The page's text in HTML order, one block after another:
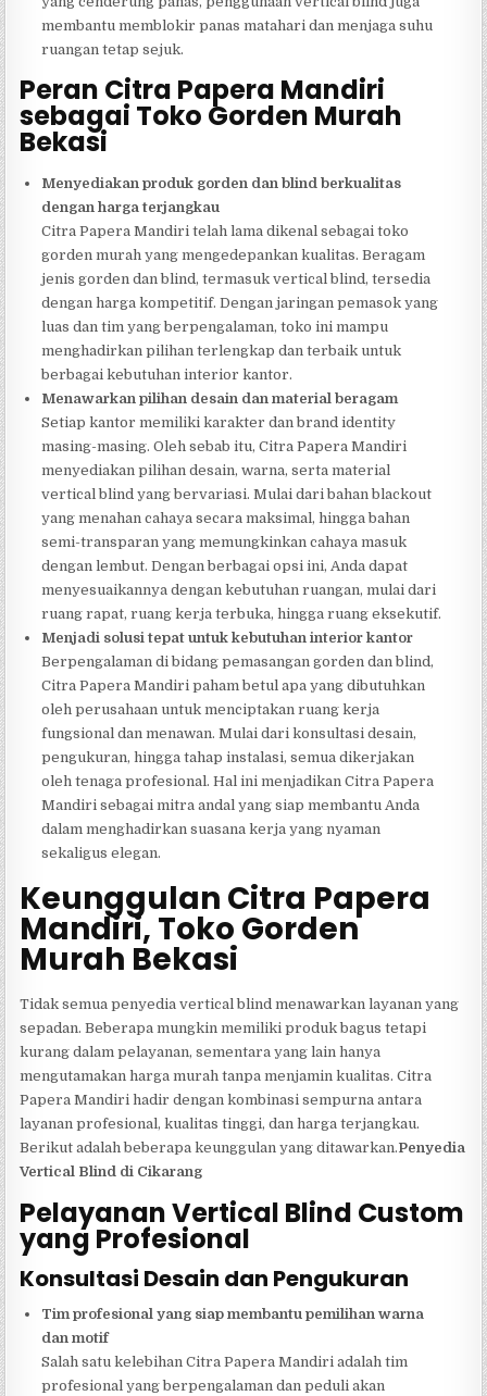
membantu memblokir panas matahari dan menjaga suhu
ruangan tetap sejuk.
Peran Citra Papera Mandiri
sebagai Toko Gorden Murah
Bekasi
Menyediakan produk gorden dan blind berkualitas
dengan harga terjangkau
Citra Papera Mandiri telah lama dikenal sebagai toko
gorden murah yang mengedepankan kualitas. Beragam
jenis gorden dan blind, termasuk vertical blind, tersedia
dengan harga kompetitif. Dengan jaringan pemasok yang
luas dan tim yang berpengalaman, toko ini mampu
menghadirkan pilihan terlengkap dan terbaik untuk
berbagai kebutuhan interior kantor.
Menawarkan pilihan desain dan material beragam
Setiap kantor memiliki karakter dan brand identity
masing-masing. Oleh sebab itu, Citra Papera Mandiri
menyediakan pilihan desain, warna, serta material
vertical blind yang bervariasi. Mulai dari bahan blackout
yang menahan cahaya secara maksimal, hingga bahan
semi-transparan yang memungkinkan cahaya masuk
dengan lembut. Dengan berbagai opsi ini, Anda dapat
menyesuaikannya dengan kebutuhan ruangan, mulai dari
ruang rapat, ruang kerja terbuka, hingga ruang eksekutif.
Menjadi solusi tepat untuk kebutuhan interior kantor
Berpengalaman di bidang pemasangan gorden dan blind,
Citra Papera Mandiri paham betul apa yang dibutuhkan
oleh perusahaan untuk menciptakan ruang kerja
fungsional dan menawan. Mulai dari konsultasi desain,
pengukuran, hingga tahap instalasi, semua dikerjakan
oleh tenaga profesional. Hal ini menjadikan Citra Papera
Mandiri sebagai mitra andal yang siap membantu Anda
dalam menghadirkan suasana kerja yang nyaman
sekaligus elegan.
Keunggulan Citra Papera
Mandiri, Toko Gorden
Murah Bekasi
Tidak semua penyedia vertical blind menawarkan layanan yang
sepadan. Beberapa mungkin memiliki produk bagus tetapi
kurang dalam pelayanan, sementara yang lain hanya
mengutamakan harga murah tanpa menjamin kualitas. Citra
Papera Mandiri hadir dengan kombinasi sempurna antara
layanan profesional, kualitas tinggi, dan harga terjangkau.
Berikut adalah beberapa keunggulan yang ditawarkan.Penyedia
Vertical Blind di Cikarang
Pelayanan Vertical Blind Custom
yang Profesional
Konsultasi Desain dan Pengukuran
Tim profesional yang siap membantu pemilihan warna
dan motif
Salah satu kelebihan Citra Papera Mandiri adalah tim
profesional yang berpengalaman dan peduli akan